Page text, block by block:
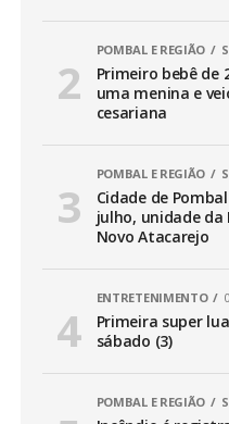
POMBAL E REGIÃO
Primeiro bebê de
uma menina e
cesariana
POMBAL E REGIÃO
Cidade de
julho, unidade da
Novo Atacarejo
ENTRETENIMENTO
Primeira super
sábado (3)
POMBAL E REGIÃO